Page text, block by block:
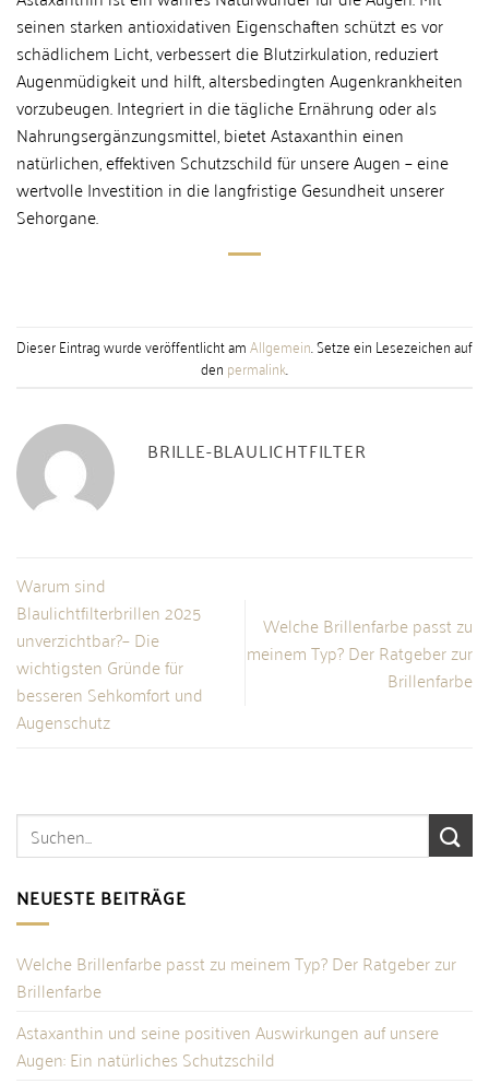
seinen starken antioxidativen Eigenschaften schützt es vor
schädlichem Licht, verbessert die Blutzirkulation, reduziert
Augenmüdigkeit und hilft, altersbedingten Augenkrankheiten
vorzubeugen. Integriert in die tägliche Ernährung oder als
Nahrungsergänzungsmittel, bietet Astaxanthin einen
natürlichen, effektiven Schutzschild für unsere Augen – eine
wertvolle Investition in die langfristige Gesundheit unserer
Sehorgane.
Dieser Eintrag wurde veröffentlicht amAllgemein. Setze ein Lesezeichen auf
den permalink.
BRILLE-BLAULICHTFILTER
Warum sind
Blaulichtfilterbrillen 2025
unverzichtbar?– Die
wichtigsten Gründe für
besseren Sehkomfort und
Augenschutz
Welche Brillenfarbe passt zu
meinem Typ? Der Ratgeber zur
Brillenfarbe
NEUESTE BEITRÄGE
Welche Brillenfarbe passt zu meinem Typ? Der Ratgeber zur
Brillenfarbe
Astaxanthin und seine positiven Auswirkungen auf unsere
Augen: Ein natürliches Schutzschild